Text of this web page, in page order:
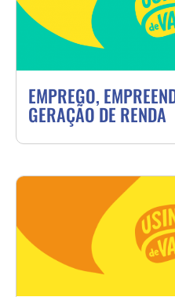
EMPREGO,
GERAÇÃO DE RENDA